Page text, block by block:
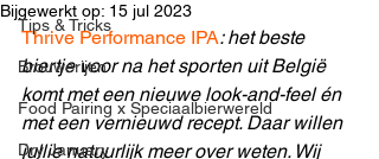
Tips & Tricks
Brouwerijen
Food Pairing x Speciaalbierwereld
Dry January
Bijgewerkt op: 15 jul 2023
Thrive Performance IPA: het beste
biertje voor na het sporten uit België
komt met een nieuwe look-and-feel én
met een vernieuwd recept. Daar willen
jullie natuurlijk meer over weten. Wij